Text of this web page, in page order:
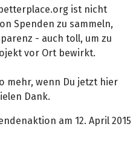
ist nicht
Spenden zu sammeln,
- auch toll, um zu
vor Ort bewirkt.
mehr, wenn Du jetzt hier
Dank.
am 12. April 2015